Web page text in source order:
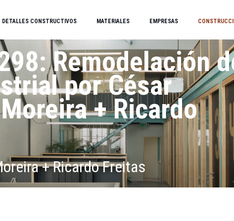
DETALLES CONSTRUCTIVOS MATERIALES EMPRESAS
Remodelación
por César
+ Ricardo
+ Ricardo Freitas